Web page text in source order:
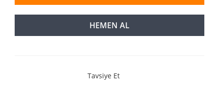
HEMEN AL
Tavsiye Et